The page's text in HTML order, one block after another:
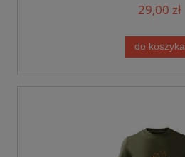
29,00 zł
do koszyka